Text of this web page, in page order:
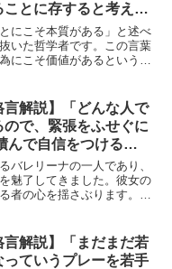
ことに存すると考えら
リストテレスの深い
れる教訓
にこそ本質がある」と述べ
いた哲学者です。この言葉
にこそ価値があるというメ
言解説】「どんな人で
ので、緊張をふせぐに
んで自信をつけるし
『これだけ練習し
の中に踊りが入ってい
夫！』となる。そうす
上野水香の深い意味
教訓
バレリーナの一人であり、
魅了してきました。彼女の
者の心を揺さぶります。今
言解説】「まだまだ若
っていうプレーを若手